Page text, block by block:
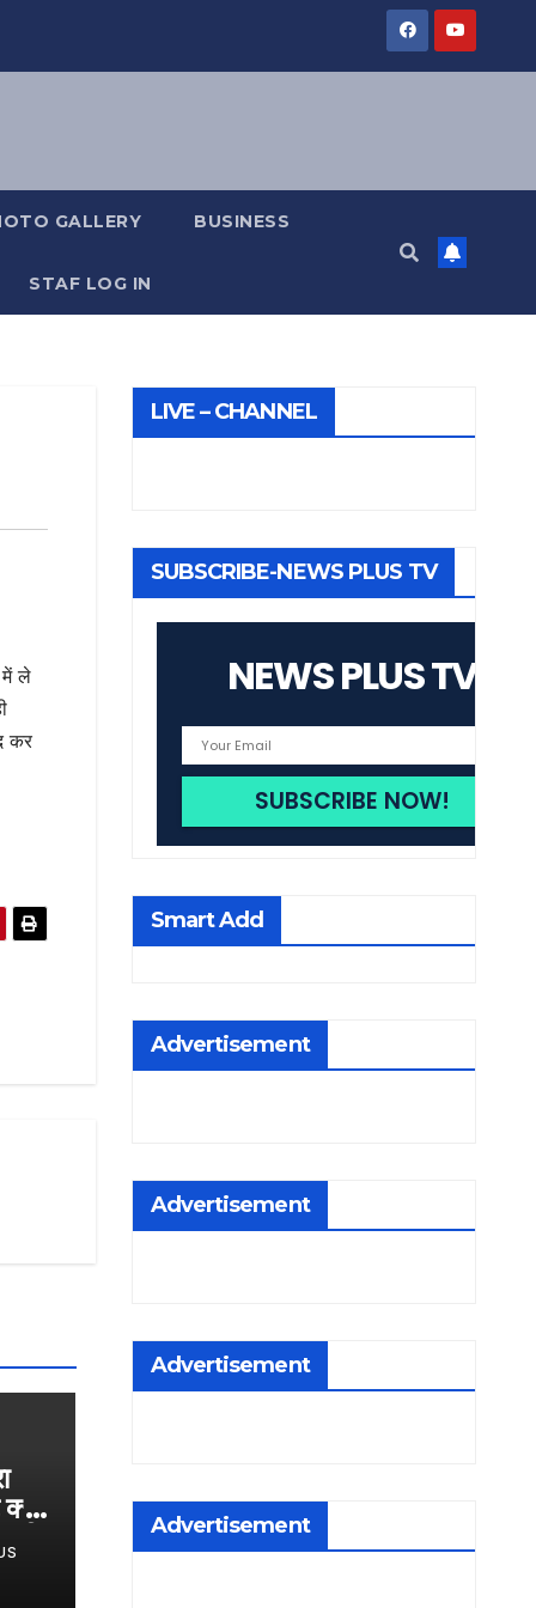
GALLERY BUSINESS
STAF LOG IN
में ले
कर
LIVE – CHANNEL
SUBSCRIBE-NEWS PLUS TV
NEWS PLUS TV
Smart Add
Advertisement
Advertisement
Advertisement
Advertisement